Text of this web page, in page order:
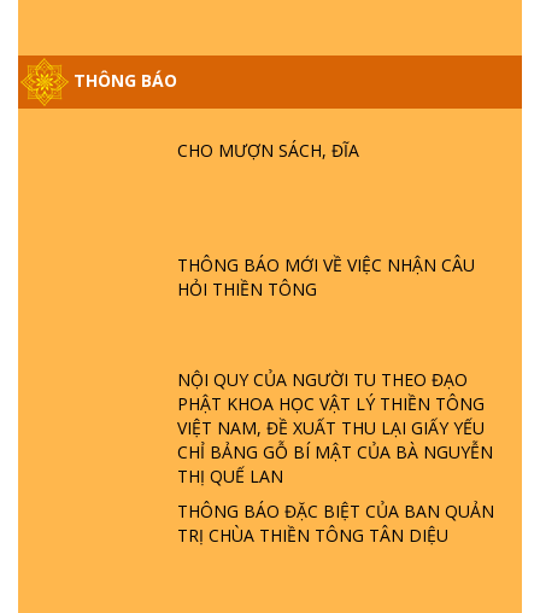
THÔNG BÁO
CHO MƯỢN SÁCH, ĐĨA
THÔNG BÁO MỚI VỀ VIỆC NHẬN CÂU
HỎI THIỀN TÔNG
NỘI QUY CỦA NGƯỜI TU THEO ĐẠO
PHẬT KHOA HỌC VẬT LÝ THIỀN TÔNG
VIỆT NAM, ĐỀ XUẤT THU LẠI GIẤY YẾU
CHỈ BẢNG GỖ BÍ MẬT CỦA BÀ NGUYỄN
THỊ QUẾ LAN
THÔNG BÁO ĐẶC BIỆT CỦA BAN QUẢN
TRỊ CHÙA THIỀN TÔNG TÂN DIỆU
GIẢI ĐÁP ĐẶC BIỆT P25 - SUỐT 49 NĂM
PHẬT KHÔNG NÓI? HỘI LONG HOA LÀ
HỘI GÌ? TỬ VÌ ĐẠO
PHẬT GIỚI CÓ THỜI GIAN KHÔNG? |
TTTD
LÀ AI? QUỶ SA TĂNG? | TTTD
GIẢI ĐÁP THIỀN TÔNG ĐẶC BIỆT P22 - TẠI
SAO TRÁI ĐẤT NHIỀU THIÊN TAI - LŨ LỤT
- HỎA HOẠN | TTTD
GIẢI ĐÁP THIỀN TÔNG ĐẶC BIỆT P21 - TẠI